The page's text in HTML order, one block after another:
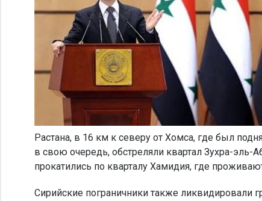
Растана, в 16 км к северу от Хомса, где был
в свою очередь, обстреляли квартал Зухра-
прокатились по кварталу Хамидия, где
Сирийские пограничники также ликвидировали